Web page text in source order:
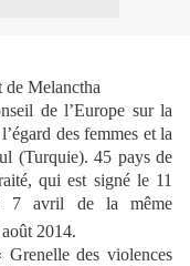
de Melanctha
de l’Europe sur la
des femmes et la
(Turquie).45 pays de
qui est signé le 11
7 avril de la même
2014.
des violences